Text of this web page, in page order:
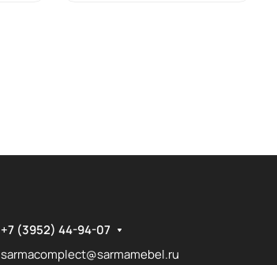
+7 (3952) 44-94-07
sarmacomplect@sarmamebel.ru